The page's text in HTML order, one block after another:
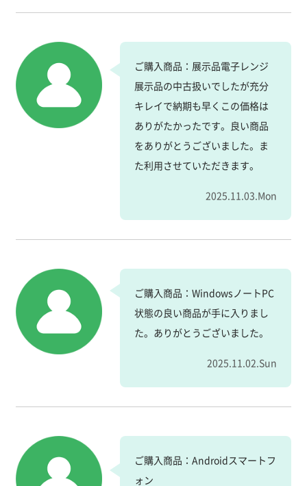
ご購入商品：展示品電子レンジ
展示品の中古扱いでしたが充分
キレイで納期も早くこの価格は
ありがたかったです。良い商品
をありがとうございました。ま
た利用させていただきます。
2025.11.03.Mon
ご購入商品：WindowsノートPC
状態の良い商品が手に入りまし
た。ありがとうございました。
2025.11.02.Sun
ご購入商品：Androidスマートフ
ォン